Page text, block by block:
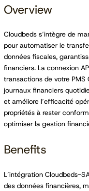
Overview
Cloudbeds s’intègre de
pour automatiser le
données fiscales,
financiers. La connexion
transactions de votre
journaux financiers
et améliore l’efficacité
propriétés à rester
optimiser la gestion
Benefits
L’intégration Cloudbeds-
des données financières,